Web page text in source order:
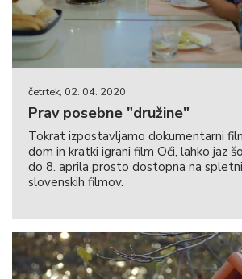
četrtek, 02. 04. 2020
Prav posebne "družine"
Tokrat izpostavljamo dokumentarni
dom in kratki igrani film Oči, lahko jaz
do 8. aprila prosto dostopna na
slovenskih filmov.